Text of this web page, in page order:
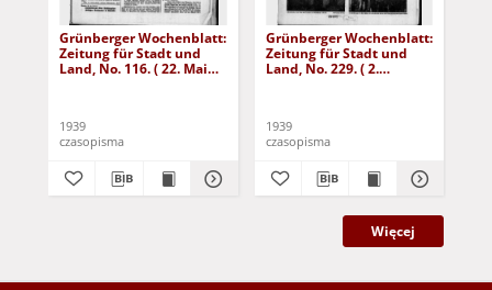
Grünberger Wochenblatt:
Zeitung für Stadt und
Land, No. 116. ( 22. Mai
1939
czasopisma
Grünberger Wochenblatt:
Zeitung für Stadt und
Land, No. 229. ( 2.
1939
czasopisma
Więcej